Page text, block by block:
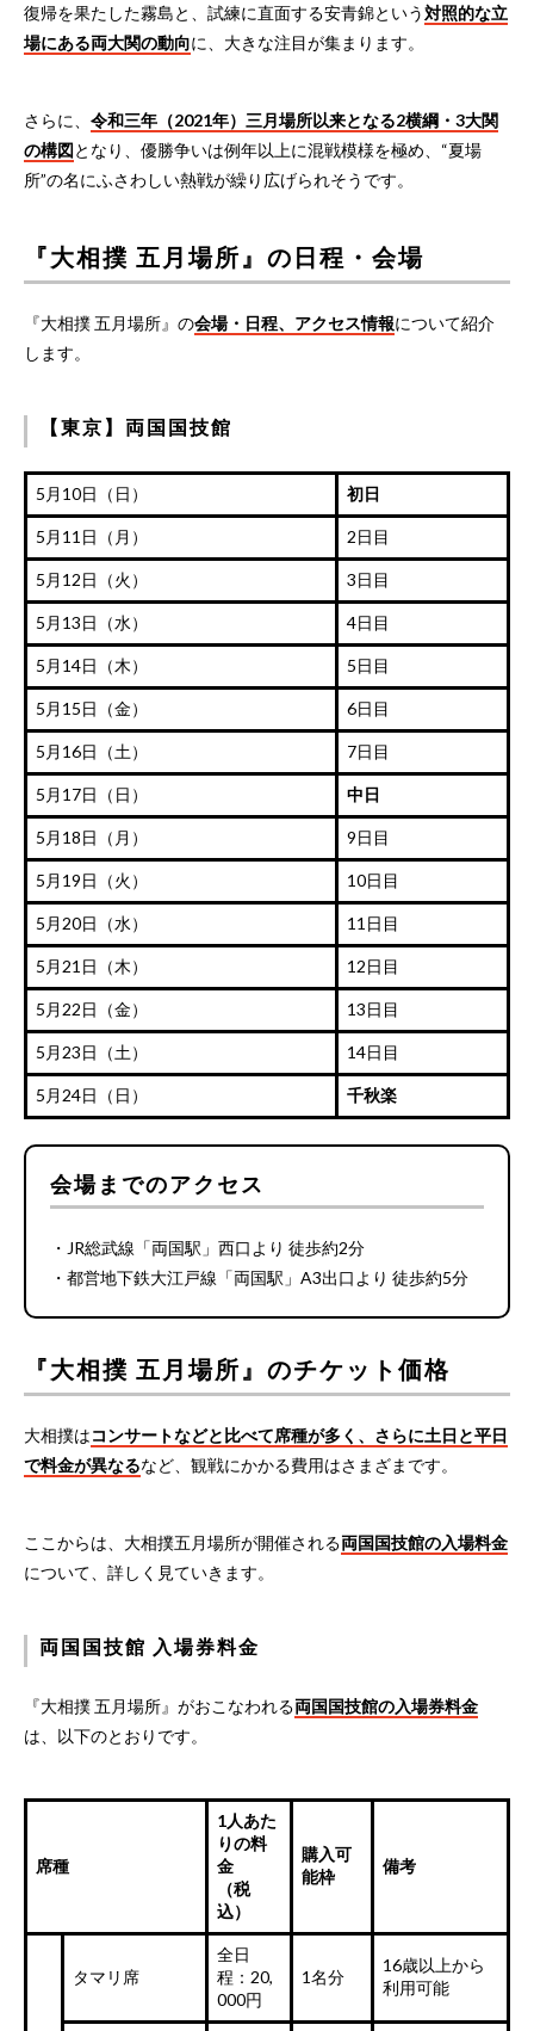
復帰を果たした霧島と、試練に直面する安青錦という対照的な立
場にある両大関の動向に、大きな注目が集まります。
さらに、 令和三年（2021年）三月場所以来となる2横綱・3大関
の構図となり、優勝争いは例年以上に混戦模様を極め、“夏場
所”の名にふさわしい熱戦が繰り広げられそうです。
『大相撲 五月場所』の日程・会場
『大相撲 五月場所』の会場・日程、アクセス情報について紹介
します。
【東京】両国国技館
5月10日（日） 初日
5月11日（月） 2日目
5月12日（火） 3日目
5月13日（水） 4日目
5月14日（木） 5日目
5月15日（金） 6日目
5月16日（土） 7日目
5月17日（日） 中日
5月18日（月） 9日目
5月19日（火） 10日目
5月20日（水） 11日目
5月21日（木） 12日目
5月22日（金） 13日目
5月23日（土） 14日目
5月24日（日） 千秋楽
会場までのアクセス
・JR総武線「両国駅」西口より 徒歩約2分
・都営地下鉄大江戸線「両国駅」A3出口より 徒歩約5分
『大相撲 五月場所』のチケット価格
大相撲はコンサートなどと比べて席種が多く、さらに土日と平日
で料金が異なるなど、観戦にかかる費用はさまざまです。
ここからは、大相撲五月場所が開催される両国国技館の入場料金
について、詳しく見ていきます。
両国国技館 入場券料金
『大相撲 五月場所』がおこなわれる両国国技館の入場券料金
は、以下のとおりです。
席種
1人あた
りの料
金
（税
込）
購入可
能枠
備考
タマリ席
全日
程：20,
000円
1名分
16歳以上から
利用可能